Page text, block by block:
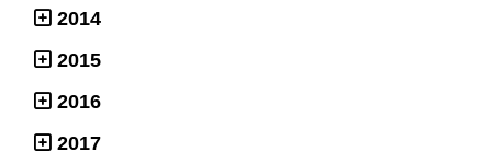
2014
2015
2016
2017